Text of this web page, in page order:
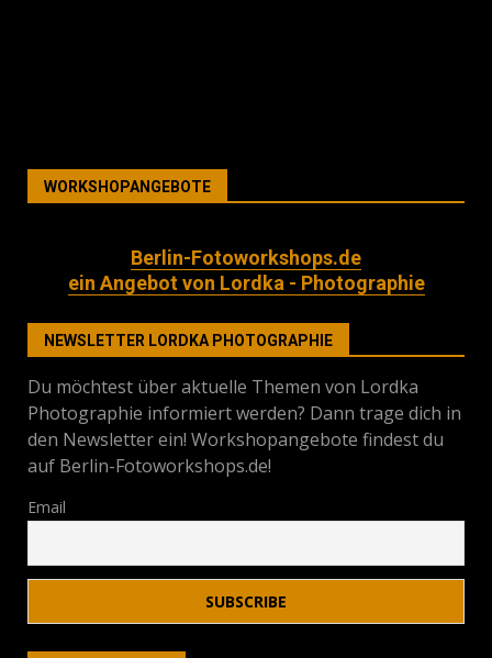
WORKSHOPANGEBOTE
Berlin-Fotoworkshops.de
ein Angebot von Lordka - Photographie
NEWSLETTER LORDKA PHOTOGRAPHIE
Du möchtest über aktuelle Themen von Lordka
Photographie informiert werden? Dann trage dich in
den Newsletter ein! Workshopangebote findest du
auf Berlin-Fotoworkshops.de!
Email